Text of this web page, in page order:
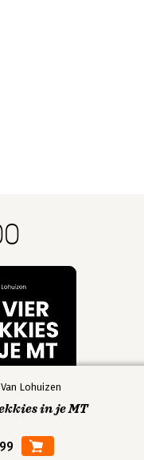
Lohuizen
in je MT